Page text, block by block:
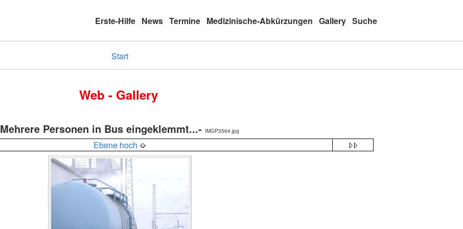
Erste-Hilfe News Termine Medizinische-Abkürzungen Gallery Suche
Start
Web - Gallery
Mehrere Personen in Bus eingeklemmt...- IMGP3564.jpg
Ebene hoch